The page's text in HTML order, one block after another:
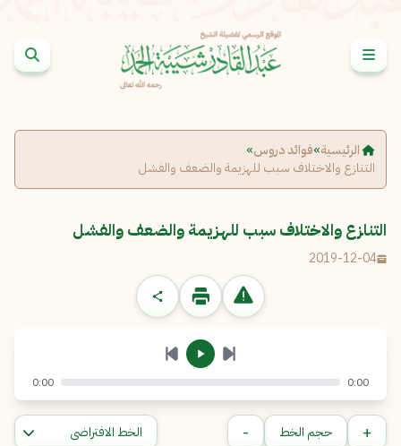
الرئيسية»فوائد دروس»
التنازع والاختلاف سبب للهزيمة والضعف والفشل
التنازع والاختلاف سبب للهزيمة والضعف والفشل
2019-12-04
الإبلاغ عن مشكلة
البريد الإلكتروني*
الرسالة
إرسال إلغاء
نسخ
0:00
0:00
+ حجم الخط -